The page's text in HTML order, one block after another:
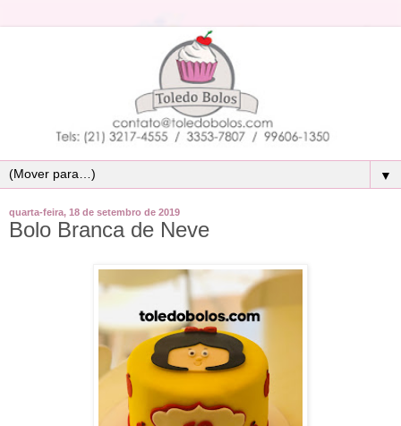
▼
quarta-feira, 18 de setembro de 2019
Bolo Branca de Neve